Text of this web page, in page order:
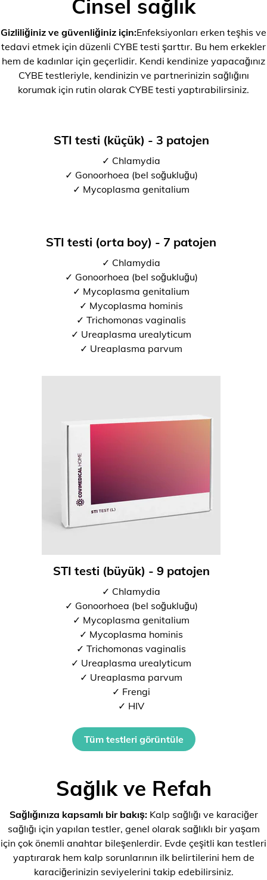
Cinsel sağlık
Gizliliğiniz ve güvenliğiniz için:Enfeksiyonları erken teşhis ve
tedavi etmek için düzenli CYBE testi şarttır. Bu hem erkekler
hem de kadınlar için geçerlidir. Kendi kendinize yapacağınız
CYBE testleriyle, kendinizin ve partnerinizin sağlığını
korumak için rutin olarak CYBE testi yaptırabilirsiniz.
STI testi (küçük) - 3 patojen
✓ Chlamydia
✓ Gonoorhoea (bel soğukluğu)
✓ Mycoplasma genitalium
STI testi (orta boy) - 7 patojen
✓ Chlamydia
✓ Gonoorhoea (bel soğukluğu)
✓ Mycoplasma genitalium
✓ Mycoplasma hominis
✓ Trichomonas vaginalis
✓ Ureaplasma urealyticum
✓ Ureaplasma parvum
STI testi (büyük) - 9 patojen
✓ Chlamydia
✓ Gonoorhoea (bel soğukluğu)
✓ Mycoplasma genitalium
✓ Mycoplasma hominis
✓ Trichomonas vaginalis
✓ Ureaplasma urealyticum
✓ Ureaplasma parvum
✓ Frengi
✓ HIV
Tüm testleri görüntüle
Sağlık ve Refah
Sağlığınıza kapsamlı bir bakış:Kalp sağlığı ve karaciğer
sağlığı için yapılan testler, genel olarak sağlıklı bir yaşam
için çok önemli anahtar bileşenlerdir. Evde çeşitli kan testleri
yaptırarak hem kalp sorunlarının ilk belirtilerini hem de
karaciğerinizin seviyelerini takip edebilirsiniz.